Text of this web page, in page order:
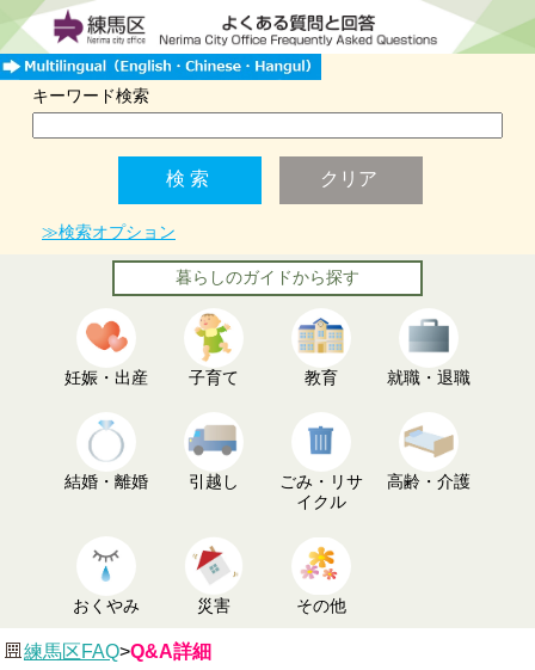
キーワード検索
≫検索オプション
暮らしのガイドから探す
妊娠・出産 子育て 教育 就職・退職
結婚・離婚 引越し
ごみ・リサ
イクル
高齢・介護
おくやみ 災害 その他
練馬区FAQ>Q&A詳細